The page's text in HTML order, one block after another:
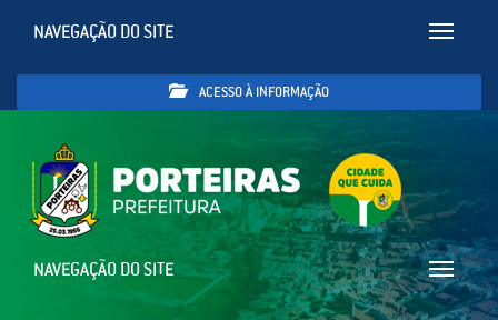
Toggle
NAVEGAÇÃO DO SITE
ACESSO À INFORMAÇÃO
Toggle
NAVEGAÇÃO DO SITE